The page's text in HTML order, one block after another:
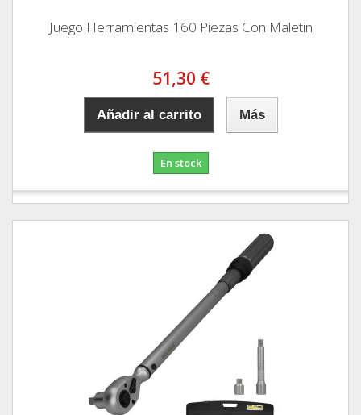
Juego Herramientas 160 Piezas Con Maletin
51,30 €
Añadir al carrito Más
En stock